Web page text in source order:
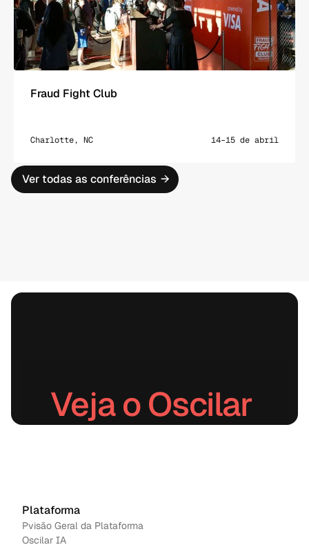
Fraud Fight Club
Charlotte, NC 14–15 de abril
Ver todas as conferências →
Veja o Oscilar
Plataforma
Pvisão Geral da Plataforma
Oscilar IA